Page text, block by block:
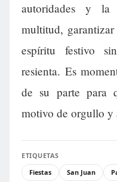
autoridades y la
multitud,
espíritu festivo
resienta. Es
de su parte para
motivo de orgullo y
ETIQUETAS
Fiestas
San Juan